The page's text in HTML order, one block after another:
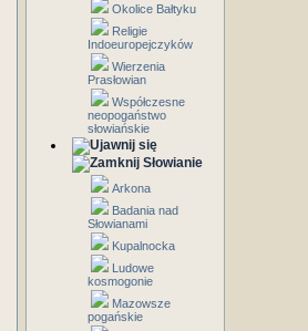
Okolice Bałtyku
Religie
Indoeuropejczyków
Wierzenia
Prasłowian
Współczesne
neopogaństwo
słowiańskie
Słowianie
Arkona
Badania nad
Słowianami
Kupalnocka
Ludowe
kosmogonie
Mazowsze
pogańskie